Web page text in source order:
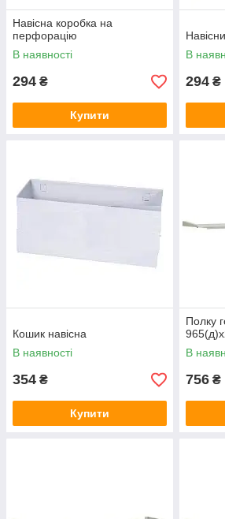
Навісна коробка на
перфорацію
В наявності
294 ₴
Купити
В
294 ₴
Кошик навісна
В наявності
354 ₴
Купити
Полку
В
756 ₴